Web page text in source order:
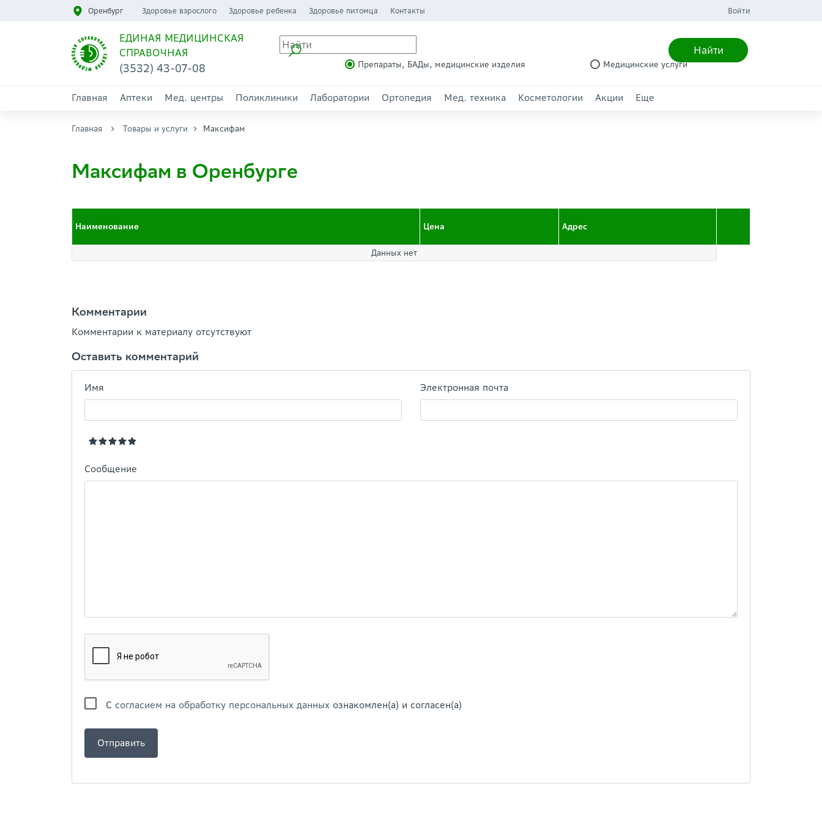
Оренбург Здоровье взрослого Здоровье ребенка Здоровье питомца Контакты Войти
ЕДИНАЯ МЕДИЦИНСКАЯ
СПРАВОЧНАЯ
(3532) 43-07-08
Найти
Препараты, БАДы, медицинские изделия Медицинские услуги
Главная Аптеки Мед. центры Поликлиники Лаборатории Ортопедия Мед. техника Косметологии Акции Еще
Главная Товары и услуги Максифам
Максифам в Оренбурге
Наименование Цена Адрес
Данных нет
Комментарии
Комментарии к материалу отсутствуют
Оставить комментарий
Имя Электронная почта
Сообщение
С согласием на обработку персональных данных ознакомлен(а) и согласен(а)